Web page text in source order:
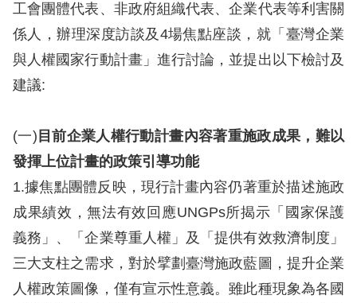
訴
人
資
庫
無
障
快
捷
鍵
工會團體代表、非政府組織代表、企業代表等利害關
係人，辦理深度訪談及4場焦點座談，就「臺灣企業
與人權國家行動計畫」進行討論，並提出以下檢討及
建議:
(一) 目前企業人權行動計畫內容著重施政成果，難以
發揮上位計畫的政策引導功能
1.據焦點團體反映，現行計畫內容仍著重於描述施政
成果績效，無法有效回應UNGPs所揭示「國家保護
義務」、「企業尊重人權」及「提供有效救濟制度」
三大支柱之需求，對於擘劃臺灣施政藍圖，提升企業
人權政策圖像，僅有宣示性意義。雖此種現象為各國